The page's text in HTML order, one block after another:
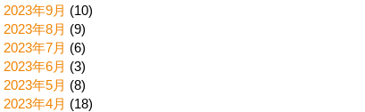
2023年9月 (10)
2023年8月 (9)
2023年7月 (6)
2023年6月 (3)
2023年5月 (8)
2023年4月 (18)